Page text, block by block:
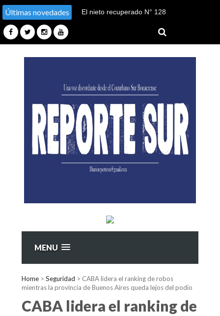
Últimas novedades
El nieto recuperado N° 128
sustracción y sustitución de
identidad en Tucumán
MENU
Home > Seguridad > CABA lidera el ranking de robos
mientras la provincia de Buenos Aires queda lejos del podio
CABA lidera el ranking de